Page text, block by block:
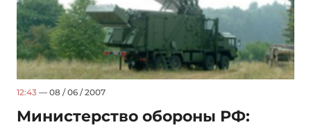
12:43 — 08 / 06 / 2007
Министерство обороны РФ: